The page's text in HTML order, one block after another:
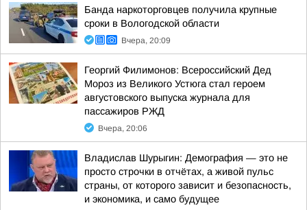
Банда наркоторговцев получила крупные
сроки в Вологодской области
Вчера, 20:09
Георгий Филимонов: Всероссийский Дед
Мороз из Великого Устюга стал героем
августовского выпуска журнала для
пассажиров РЖД
Вчера, 20:06
Владислав Шурыгин: Демография — это не
просто строчки в отчётах, а живой пульс
страны, от которого зависит и безопасность,
и экономика, и само будущее